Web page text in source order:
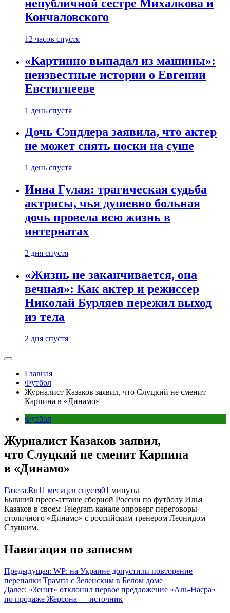
непубличной сестре Михалкова и
Кончаловского
12 часов спустя
«Картинно выпадал из машины»:
неизвестные истории о Евгении
Евстигнееве
1 день спустя
Дочь Сэндлера заявила, что актер
не может снять носки на суше
1 день спустя
Инна Гулая: трагическая судьба
актрисы, чья душевно больная
дочь провела всю жизнь в
интернатах
2 дня спустя
«Жизнь не заканчивается, она
вечная»: Как актер и режиссер
Николай Бурляев пережил выход
из тела
2 дня спустя
Главная
Футбол
Журналист Казаков заявил, что Слуцкий не сменит
Карпина в «Динамо»
Футбол
Журналист Казаков заявил,
что Слуцкий не сменит Карпина
в «Динамо»
Газета.Ru11 месяцев спустя01 минуты
Бывший пресс-атташе сборной России по футболу Илья
Казаков в своем Telegram-канале опроверг переговоры
столичного «Динамо» с российским тренером Леонидом
Слуцким.
Навигация по записям
Предыдущая: WP: на Украине допустили повторение
перепалки Трампа с Зеленским в Белом доме
Далее: «Зенит» отклонил первое предложение «Аль-Насра»
по продаже Жерсона — источник